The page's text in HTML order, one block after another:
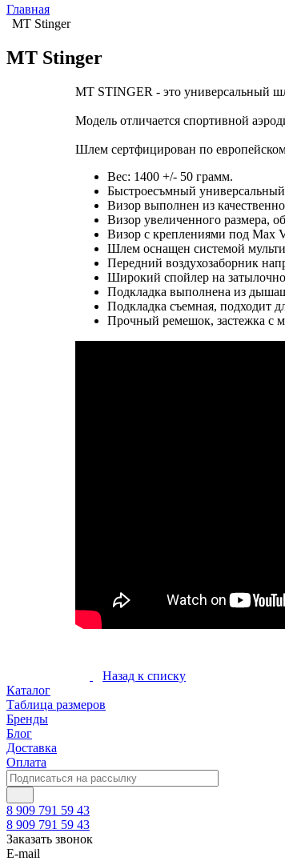
Главная
MT Stinger
MT Stinger
MT STINGER - это универсальный
Модель отличается спортивной
Шлем сертфицирован по
Вес: 1400 +/- 50 грамм.
Быстроесъмный
Визор выполнен из
Визор увеличенного размера,
Визор с креплениями под Max
Шлем оснащен системой
Передний воздухозаборник
Широкий спойлер на
Подкладка выполнена из
Подкладка съемная, подходит
Прочный ремешок, застежка с
Назад к списку
Каталог
Таблица размеров
Бренды
Блог
Доставка
Оплата
8 909 791 59 43
8 909 791 59 43
Заказать звонок
E-mail